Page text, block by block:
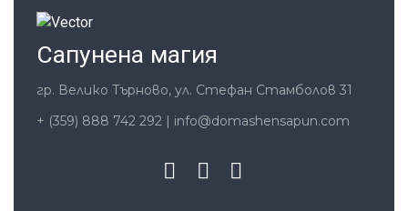
Сапунена магия
гр. Велико Търново, ул. Стефан Стамболов 31
+ (359) 888 742 292 | info@domashensapun.com